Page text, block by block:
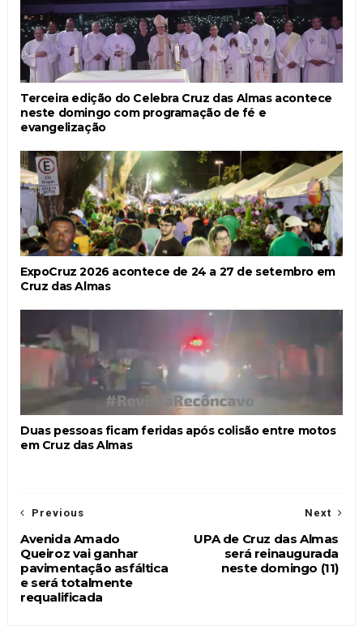
Terceira edição do Celebra Cruz das Almas acontece
neste domingo com programação de fé e
evangelização
ExpoCruz 2026 acontece de 24 a 27 de setembro em
Cruz das Almas
Duas pessoas ficam feridas após colisão entre motos
em Cruz das Almas
Next
UPA de Cruz das Almas
será reinaugurada
neste domingo (11)
Previous
Avenida Amado
Queiroz vai ganhar
pavimentação asfáltica
e será totalmente
requalificada